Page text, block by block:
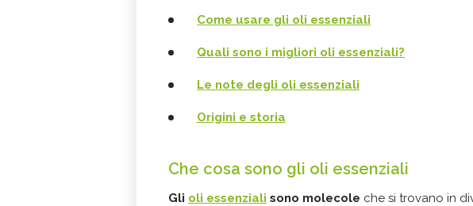
Come usare gli oli essenziali
Quali sono i migliori oli essenziali?
Le note degli oli essenziali
Origini e storia
Che cosa sono gli oli essenziali
Gli oli essenziali sono molecole che si trovano in